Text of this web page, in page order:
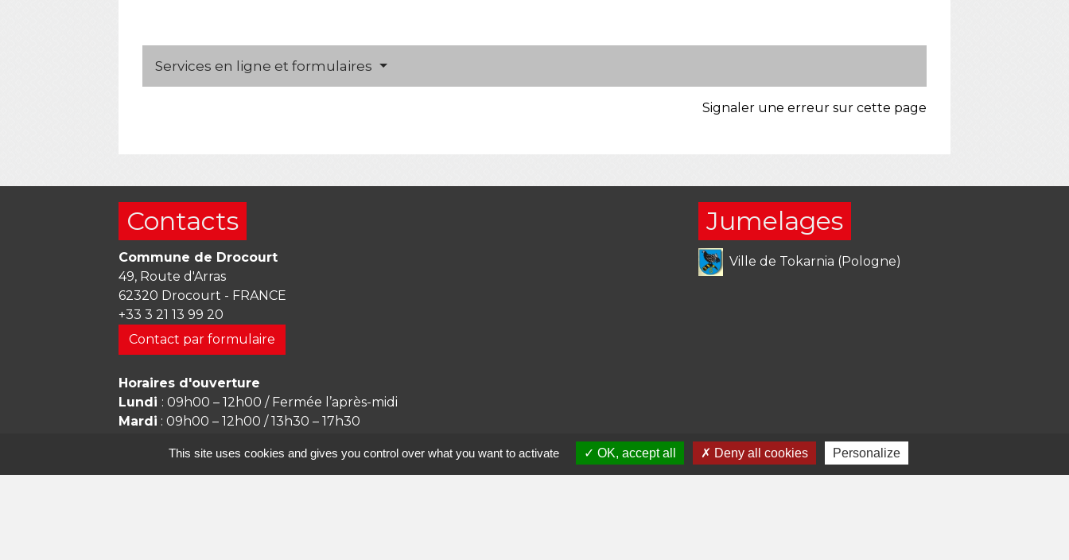
Services en ligne et formulaires
Signaler une erreur sur cette page
Contacts
Commune de Drocourt
49, Route d'Arras
62320 Drocourt - FRANCE
+33 3 21 13 99 20
Contact par formulaire
Horaires d'ouverture
Lundi : 09h00 – 12h00 / Fermée l’après-midi
Mardi : 09h00 – 12h00 / 13h30 – 17h30
: 09h00 – 12h00 / 13h30 – 17h30
Vendredi: 09h00 – 12h00 / 13h30 – 17h30
Jumelages
Ville de Tokarnia (Pologne)
This site uses cookies and gives you control over what you want to activate OK, accept all Deny all cookies Personalize